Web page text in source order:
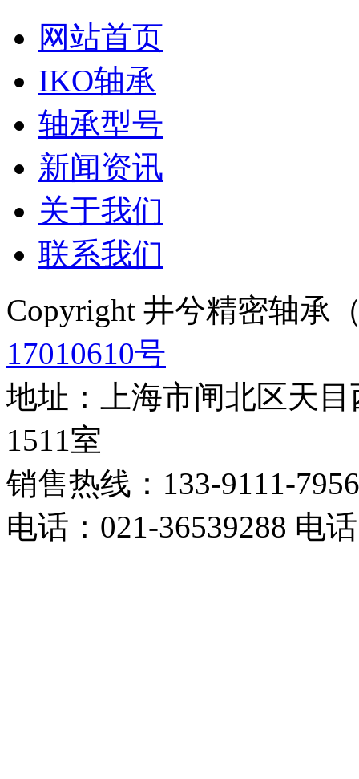
网站首页
IKO轴承
轴承型号
新闻资讯
关于我们
联系我们
Copyright 井兮精密轴承
17010610号
地址：上海市闸北区天
1511室
销售热线：133-9111-7956
电话：021-36539288 电